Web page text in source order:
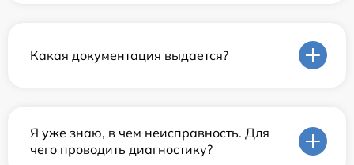
Какая документация выдается?
Я уже знаю, в чем неисправность. Для
чего проводить диагностику?